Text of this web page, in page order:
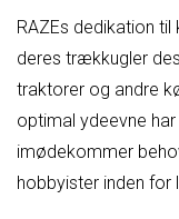
RAZEs dedikation
deres trækkugler
traktorer og andre
optimal ydeevne
imødekommer
hobbyister inden for